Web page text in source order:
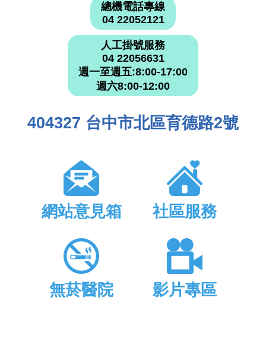
總機電話專線
04 22052121
人工掛號服務
04 22056631
週一至週五:8:00-17:00
週六8:00-12:00
404327 台中市北區育德路2號
網站意見箱 社區服務
無菸醫院 影片專區